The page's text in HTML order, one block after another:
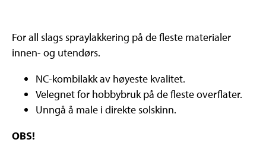
For all slags spraylakkering på de fleste materialer
innen- og utendørs.
NC-kombilakk av høyeste kvalitet.
Velegnet for hobbybruk på de fleste overflater.
Unngå å male i direkte solskinn.
OBS!